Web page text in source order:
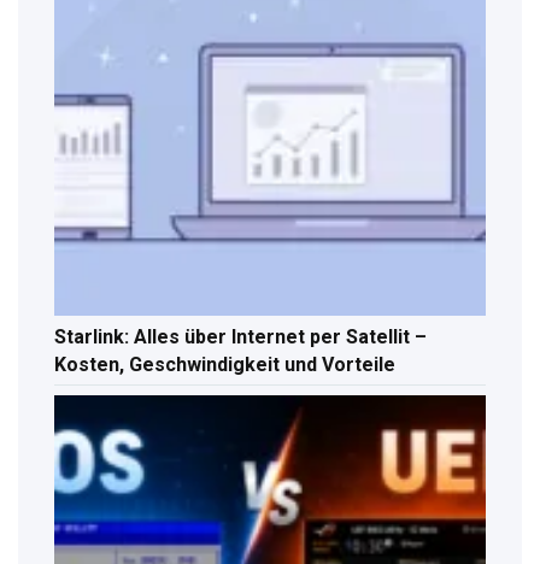
Starlink: Alles über Internet per Satellit –
Kosten, Geschwindigkeit und Vorteile